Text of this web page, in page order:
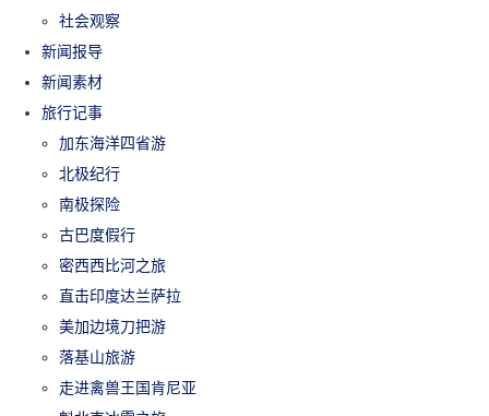
社会观察
新闻报导
新闻素材
旅行记事
加东海洋四省游
北极纪行
南极探险
古巴度假行
密西西比河之旅
直击印度达兰萨拉
美加边境刀把游
落基山旅游
走进禽兽王国肯尼亚